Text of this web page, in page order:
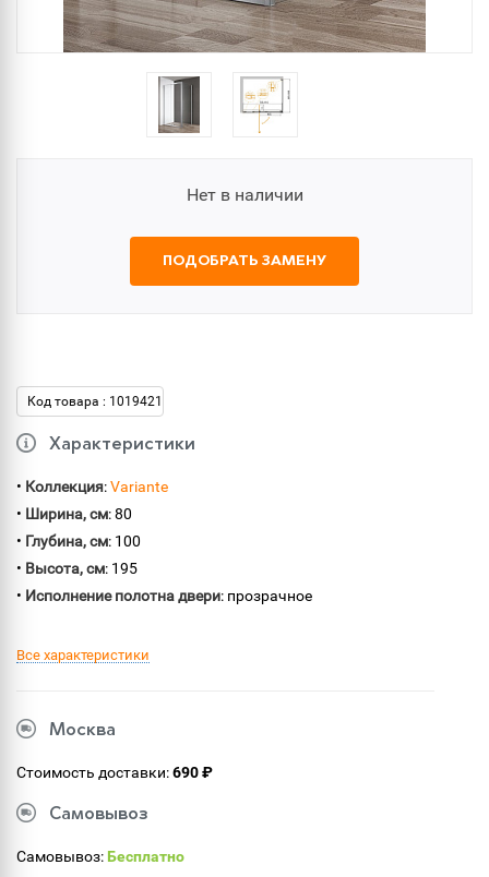
Нет в наличии
ПОДОБРАТЬ ЗАМЕНУ
Код товара : 1019421
Характеристики
• Коллекция:Variante
• Ширина, см: 80
• Глубина, см: 100
• Высота, см: 195
• Исполнение полотна двери: прозрачное
Все характеристики
Москва
Стоимость доставки:690 ₽
Самовывоз
Самовывоз:Бесплатно